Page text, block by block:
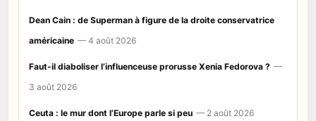
Dean Cain : de Superman à figure de la droite conservatrice
américaine — 4 août 2026
Faut-il diaboliser l’influenceuse prorusse Xenia Fedorova ? —
3 août 2026
Ceuta : le mur dont l’Europe parle si peu — 2 août 2026